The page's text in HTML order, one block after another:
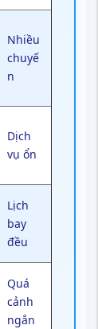
Nhiều
chuyế
n
Dịch
vụ ổn
Lịch
bay
đều
Quá
cảnh
ngắn